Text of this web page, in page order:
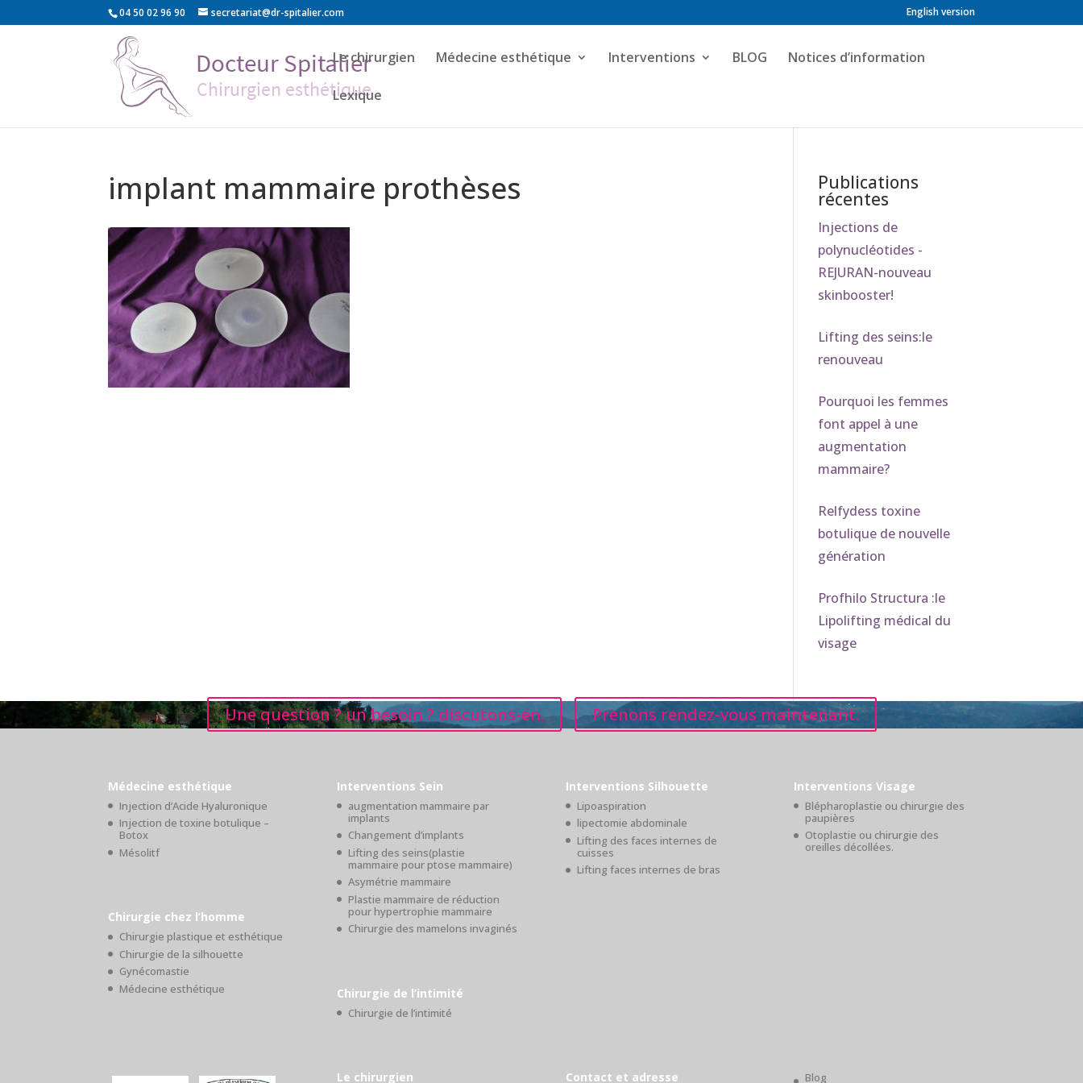
04 50 02 96 90 secretariat@dr-spitalier.com English version
Le chirurgien Médecine esthétique Interventions BLOG Notices d’information
Lexique
implant mammaire prothèses Publications
récentes
Injections de
polynucléotides -
REJURAN-nouveau
skinbooster!
Lifting des seins:le
renouveau
Pourquoi les femmes
font appel à une
augmentation
mammaire?
Relfydess toxine
botulique de nouvelle
génération
Profhilo Structura :le
Lipolifting médical du
visage
Une question ? un besoin ? discutons-en. Prenons rendez-vous maintenant.
Médecine esthétique
Injection d’Acide Hyaluronique
Injection de toxine botulique –
Botox
Mésolitf
Chirurgie chez l’homme
Chirurgie plastique et esthétique
Chirurgie de la silhouette
Gynécomastie
Médecine esthétique
Interventions Sein
augmentation mammaire par
implants
Changement d’implants
Lifting des seins(plastie
mammaire pour ptose mammaire)
Asymétrie mammaire
Plastie mammaire de réduction
pour hypertrophie mammaire
Chirurgie des mamelons invaginés
Chirurgie de l’intimité
Chirurgie de l’intimité
Interventions Silhouette
Lipoaspiration
lipectomie abdominale
Lifting des faces internes de
cuisses
Lifting faces internes de bras
Interventions Visage
Blépharoplastie ou chirurgie des
paupières
Otoplastie ou chirurgie des
oreilles décollées.
Le chirurgien Contact et adresse Blog